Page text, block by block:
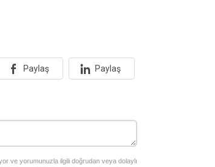
Paylaş Paylaş
ve yorumunuzla ilgili doğrudan veya dolaylı